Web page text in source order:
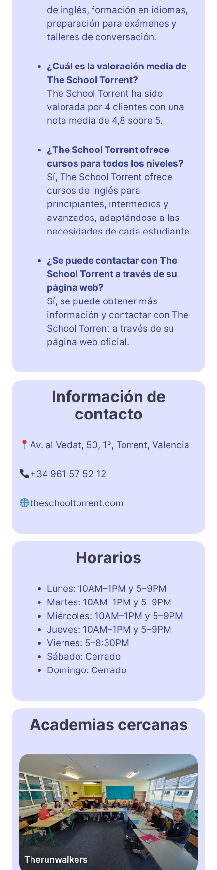
de inglés, formación en idiomas,
preparación para exámenes y
talleres de conversación.
¿Cuál es la valoración media de
The School Torrent?
The School Torrent ha sido
valorada por 4 clientes con una
nota media de 4,8 sobre 5.
¿The School Torrent ofrece
cursos para todos los niveles?
Sí, The School Torrent ofrece
cursos de inglés para
principiantes, intermedios y
avanzados, adaptándose a las
necesidades de cada estudiante.
¿Se puede contactar con The
School Torrent a través de su
página web?
Sí, se puede obtener más
información y contactar con The
School Torrent a través de su
página web oficial.
Información de
contacto
Av. al Vedat, 50, 1º, Torrent, Valencia
+34 961 57 52 12
theschooltorrent.com
Horarios
Lunes: 10AM–1PM y 5–9PM
Martes: 10AM–1PM y 5–9PM
Miércoles: 10AM–1PM y 5–9PM
Jueves: 10AM–1PM y 5–9PM
Viernes: 5–8:30PM
Sábado: Cerrado
Domingo: Cerrado
Academias cercanas
Therunwalkers
T
h
e
r
u
n
w
k